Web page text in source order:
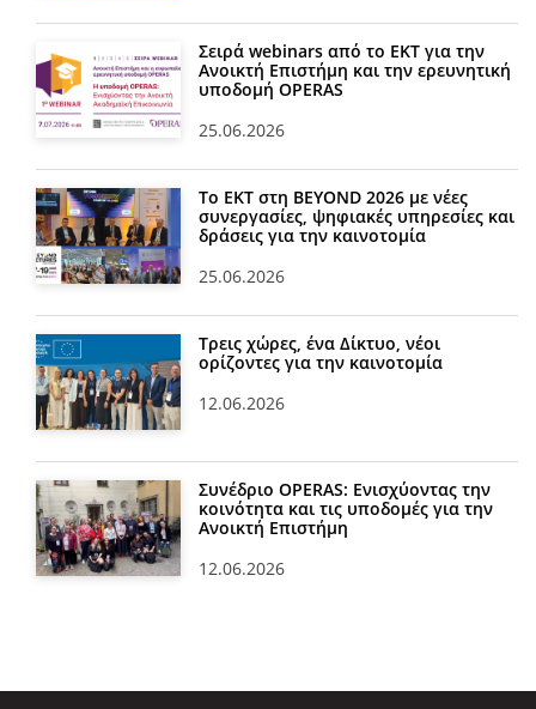
Σειρά webinars από το ΕΚΤ για την
Ανοικτή Επιστήμη και την ερευνητική
υποδομή OPERAS
25.06.2026
Το ΕΚΤ στη BEYOND 2026 με νέες
συνεργασίες, ψηφιακές υπηρεσίες και
δράσεις για την καινοτομία
25.06.2026
Τρεις χώρες, ένα Δίκτυο, νέοι
ορίζοντες για την καινοτομία
12.06.2026
Συνέδριο OPERAS: Ενισχύοντας την
κοινότητα και τις υποδομές για την
Ανοικτή Επιστήμη
12.06.2026